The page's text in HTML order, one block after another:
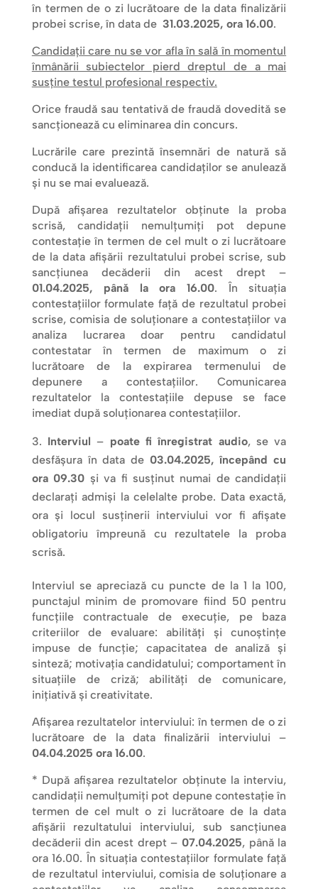
în termen de o zi lucrătoare de la data finalizării
probei scrise, în data de 31.03.2025, ora 16.00.
Candidaţii care nu se vor afla în sală în momentul
înmânării subiectelor pierd dreptul de a mai
susţine testul profesional respectiv.
Orice fraudă sau tentativă de fraudă dovedită se
sancţionează cu eliminarea din concurs.
Lucrările care prezintă însemnări de natură să
conducă la identificarea candidaţilor se anulează
şi nu se mai evaluează.
După afişarea rezultatelor obţinute la proba
scrisă, candidaţii nemulţumiţi pot depune
contestaţie în termen de cel mult o zi lucrătoare
de la data afişării rezultatului probei scrise, sub
sancţiunea decăderii din acest drept –
01.04.2025, până la ora 16.00. În situaţia
contestaţiilor formulate faţă de rezultatul probei
scrise, comisia de soluţionare a contestaţiilor va
analiza lucrarea doar pentru candidatul
contestatar în termen de maximum o zi
lucrătoare de la expirarea termenului de
depunere a contestaţiilor. Comunicarea
rezultatelor la contestaţiile depuse se face
imediat după soluţionarea contestaţiilor.
Interviul– poate fi înregistrat audio, se va
desfăşura în data de 03.04.2025, începând cu
ora 09.30 şi va fi susţinut numai de candidaţii
declaraţi admişi la celelalte probe. Data exactă,
ora şi locul susţinerii interviului vor fi afişate
obligatoriu împreună cu rezultatele la proba
scrisă.
Interviul se apreciază cu puncte de la 1 la 100,
punctajul minim de promovare fiind 50 pentru
funcţiile contractuale de execuţie, pe baza
criteriilor de evaluare: abilităţi şi cunoştinţe
impuse de funcţie; capacitatea de analiză şi
sinteză; motivaţia candidatului; comportament în
situaţiile de criză; abilităţi de comunicare,
iniţiativă şi creativitate.
Afișarea rezultatelor interviului: în termen de o zi
lucrătoare de la data finalizării interviului –
04.04.2025 ora 16.00.
* După afişarea rezultatelor obţinute la interviu,
candidaţii nemulţumiţi pot depune contestaţie în
termen de cel mult o zi lucrătoare de la data
afişării rezultatului interviului, sub sancţiunea
decăderii din acest drept – 07.04.2025, până la
ora 16.00. În situaţia contestaţiilor formulate faţă
de rezultatul interviului, comisia de soluţionare a